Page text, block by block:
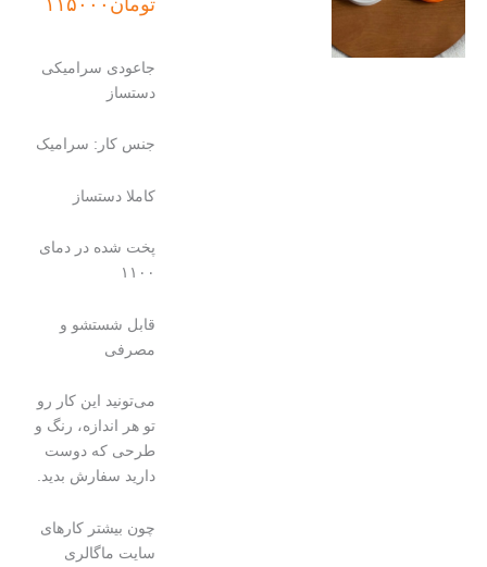
۱۱۵۰۰۰
جاعودی سرامیکی
جنس کار: سرامیک
پخت شده در دمای
قابل شستشو و
می‌تونید این کار رو
تو هر اندازه، رنگ و
طرحی که دوست
دارید سفارش بدید.
چون بیشتر کارهای
سایت ماگالری